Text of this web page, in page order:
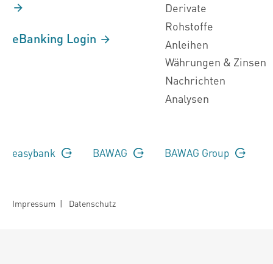
eBanking Login
Derivate
Rohstoffe
Anleihen
Währungen & Zinsen
Nachrichten
Analysen
easybank BAWAG BAWAG Group
Impressum | Datenschutz